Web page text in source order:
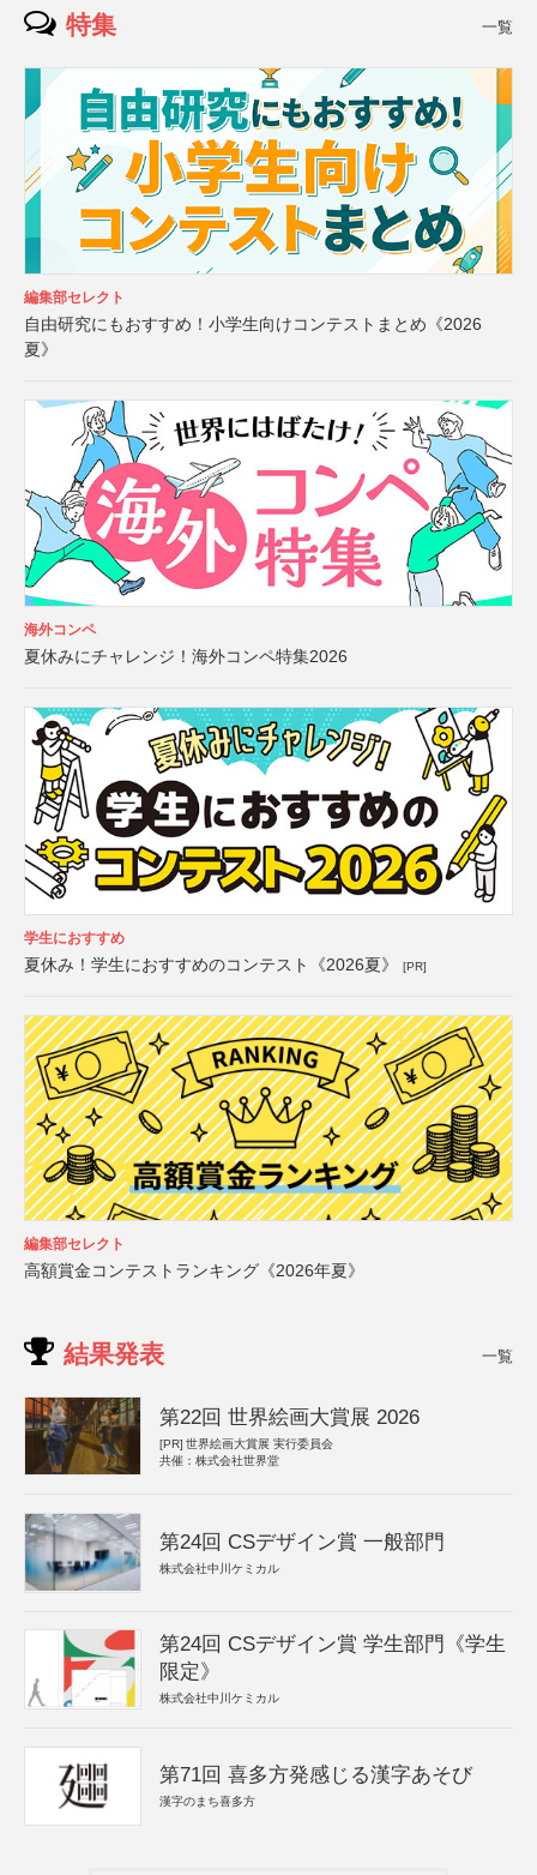
特集 一覧
編集部セレクト
自由研究にもおすすめ！小学生向けコンテストまとめ《2026
夏》
海外コンペ
夏休みにチャレンジ！海外コンペ特集2026
学生におすすめ
夏休み！学生におすすめのコンテスト《2026夏》 [PR]
編集部セレクト
高額賞金コンテストランキング《2026年夏》
結果発表 一覧
第22回 世界絵画大賞展 2026
[PR] 世界絵画大賞展 実行委員会
共催：株式会社世界堂
第24回 CSデザイン賞 一般部門
株式会社中川ケミカル
第24回 CSデザイン賞 学生部門《学生
限定》
株式会社中川ケミカル
第71回 喜多方発感じる漢字あそび
漢字のまち喜多方